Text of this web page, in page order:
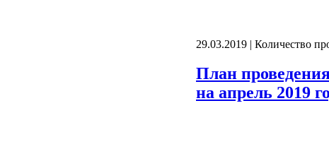
29.03.2019 | Количество
План
на апрель 2019